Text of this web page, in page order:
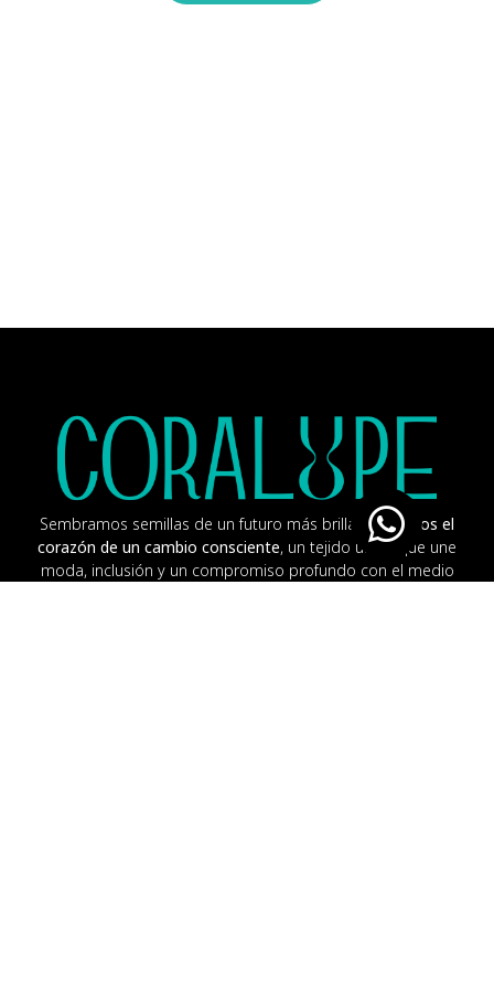
Sembramos semillas de un futuro más brillante.Somos el
corazón de un cambio consciente, un tejido único que une
moda, inclusión y un compromiso profundo con el medio